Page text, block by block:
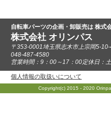
自転車パーツの企画・卸販売は 株式
株式会社 オリンパス
〒353-0001埼玉県志木市上宗岡5-
048-487-4580
営業時間：9：00～17：00定休日：
個人情報の取扱いについて
Copyright(c) 2015 - 2020